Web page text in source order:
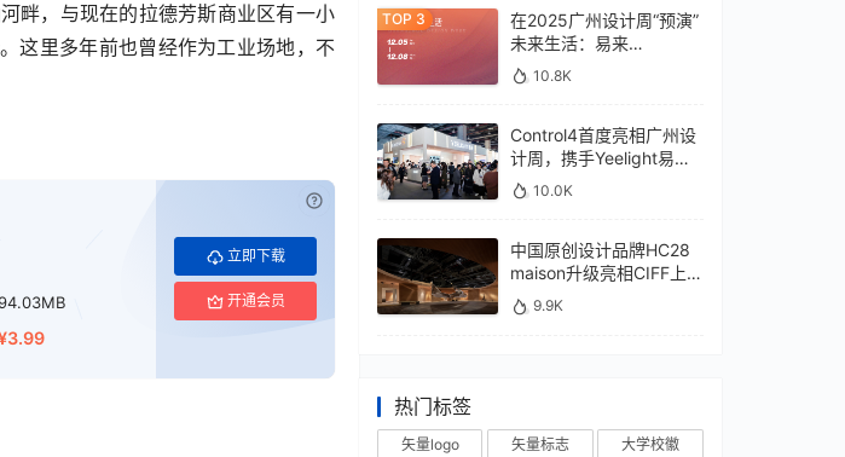
畔，与现在的拉德芳斯商业区有一小
这里多年前也曾经作为工业场地，不
立即下载
开通会员
已付费？登录 或刷新
在2025广州设计周“预演”
未来生活：易来
xControl4展位待您亲鉴
10.8K
Control4首度亮相广州设
计周，携手Yeelight易来
深化本土战略
10.0K
中国原创设计品牌HC28
maison升级亮相CIFF上
海，汇聚设计巨擘
9.9K
热门标签
矢量logo 矢量标志
大学校徽